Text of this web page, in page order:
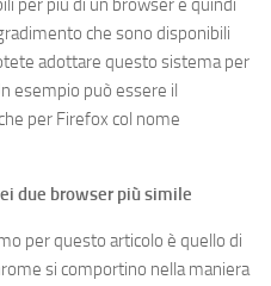
per più di un browser e quindi
che sono disponibili
adottare questo sistema per
esempio può essere il
per Firefox col nome
due browser più simile
per questo articolo è quello di
si comportino nella maniera